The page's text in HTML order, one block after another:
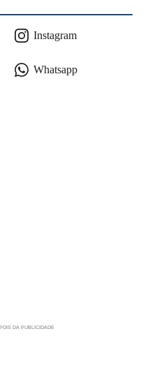
Instagram
Whatsapp